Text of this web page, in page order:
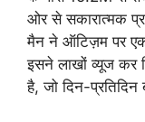
ओर से सकारात्मक
मैन ने ऑटिज़म पर
इसने लाखों व्यूज कर
है, जो दिन-प्रतिदिन